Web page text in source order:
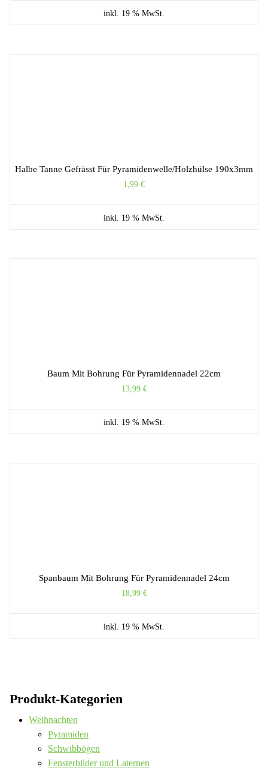
inkl. 19 % MwSt.
Halbe Tanne Gefrässt Für Pyramidenwelle/Holzhülse 190x3mm
1,99 €
inkl. 19 % MwSt.
Baum Mit Bohrung Für Pyramidennadel 22cm
13,99 €
inkl. 19 % MwSt.
Spanbaum Mit Bohrung Für Pyramidennadel 24cm
18,99 €
inkl. 19 % MwSt.
Produkt-Kategorien
Weihnachten
Pyramiden
Schwibbögen
Fensterbilder und Laternen